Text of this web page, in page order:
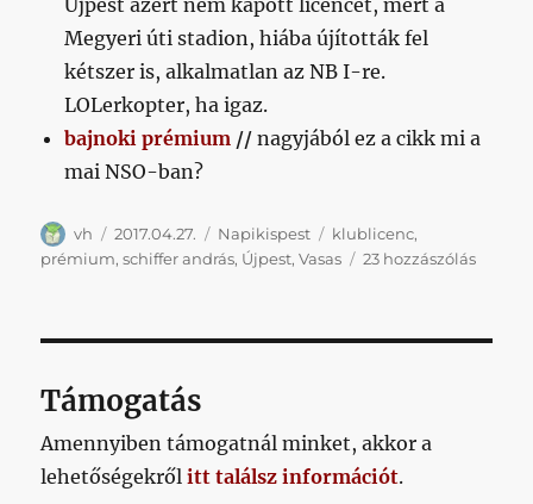
Megyeri úti stadion, hiába újították fel
kétszer is, alkalmatlan az NB I-re.
LOLerkopter, ha igaz.
bajnoki prémium //nagyjából ez a cikk mi a
mai NSO-ban?
Szerző
vh Közzétéve
2017.04.27. Kategória
Napikispest Címke
klublicenc,
prémium,schiffer andrás, Újpest,Vasas 23 hozzászólás
Támogatás
Amennyiben támogatnál minket, akkor a
lehetőségekrőlitt találsz információt.